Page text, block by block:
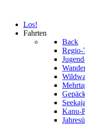
Los!
Fahrten
Back
Regio-
Kanu-